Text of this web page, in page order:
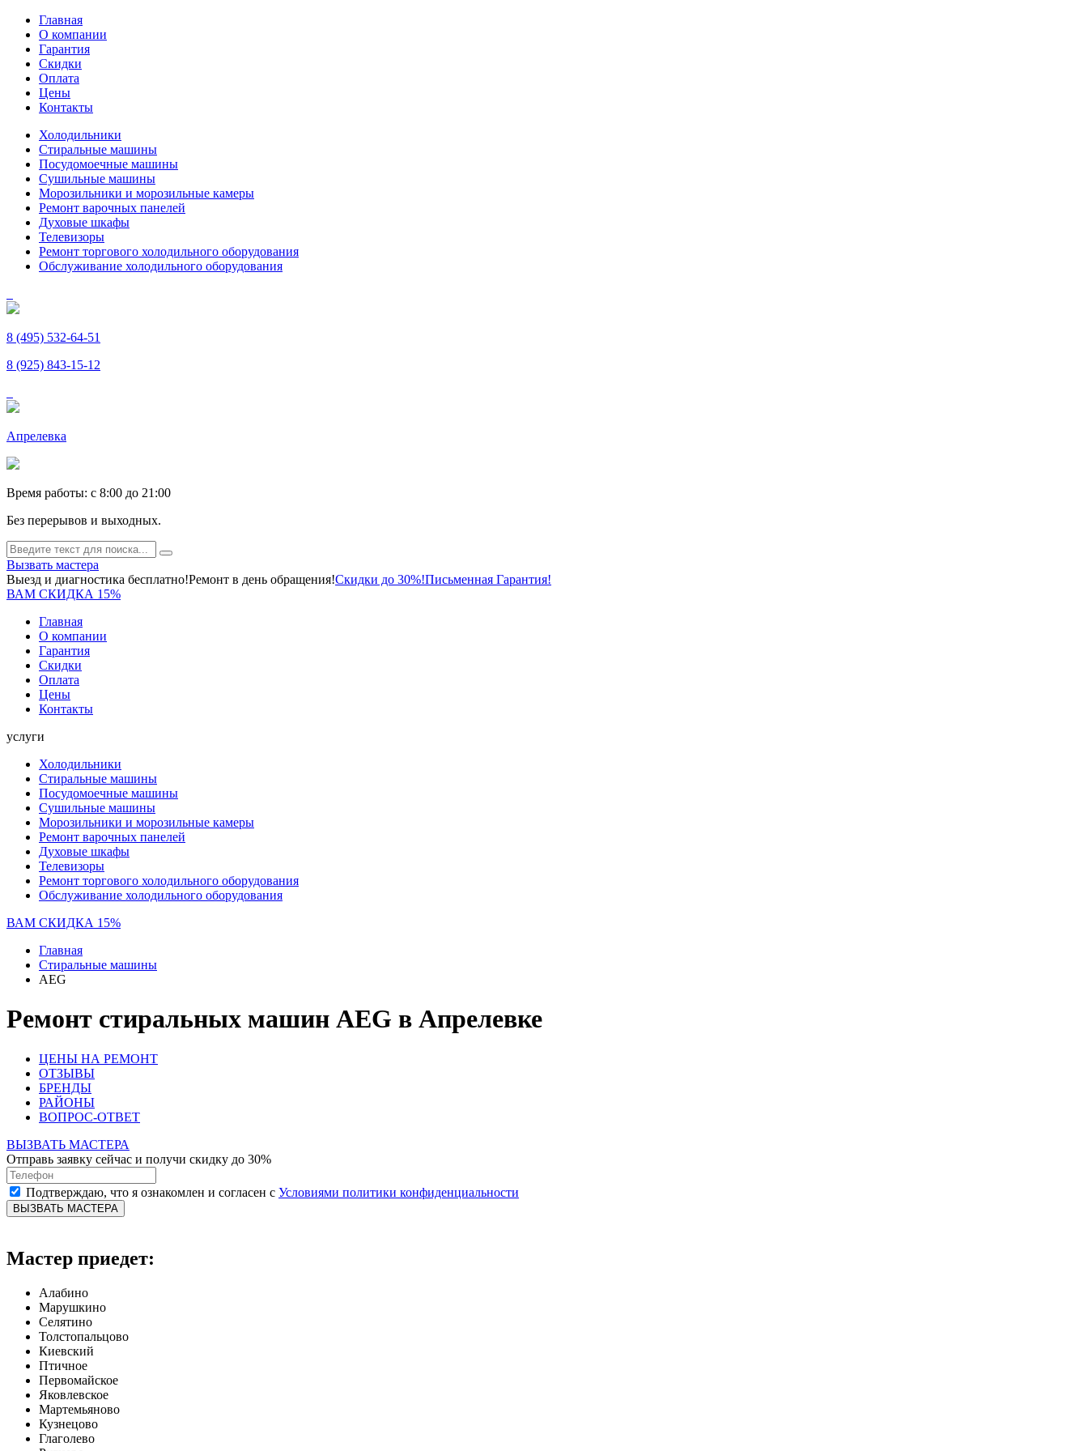
Главная
О компании
Гарантия
Скидки
Оплата
Цены
Контакты
Холодильники
Стиральные машины
Посудомоечные машины
Сушильные машины
Морозильники и морозильные камеры
Ремонт варочных панелей
Духовые шкафы
Телевизоры
Ремонт торгового холодильного оборудования
Обслуживание холодильного оборудования
8 (495) 532-64-51
8 (925) 843-15-12
Апрелевка
Время работы: c 8:00 до 21:00
Без перерывов и выходных.
Вызвать мастера
Выезд и диагностика бесплатно!Ремонт в день обращения!Скидки до 30%!Письменная Гарантия!
ВАМ СКИДКА 15%
Главная
О компании
Гарантия
Скидки
Оплата
Цены
Контакты
услуги
Холодильники
Стиральные машины
Посудомоечные машины
Сушильные машины
Морозильники и морозильные камеры
Ремонт варочных панелей
Духовые шкафы
Телевизоры
Ремонт торгового холодильного оборудования
Обслуживание холодильного оборудования
ВАМ СКИДКА 15%
Главная
Стиральные машины
AEG
Ремонт стиральных машин AEG в Апрелевке
ЦЕНЫ НА РЕМОНТ
ОТЗЫВЫ
БРЕНДЫ
РАЙОНЫ
ВОПРОС-ОТВЕТ
ВЫЗВАТЬ МАСТЕРА
Отправь заявку сейчас и получи скидку до 30%
Подтверждаю, что я ознакомлен и согласен с Условиями политики конфиденциальности
ВЫЗВАТЬ МАСТЕРА
Мастер приедет:
Алабино
Марушкино
Селятино
Толстопальцово
Киевский
Птичное
Первомайское
Яковлевское
Мартемьяново
Кузнецово
Глаголево